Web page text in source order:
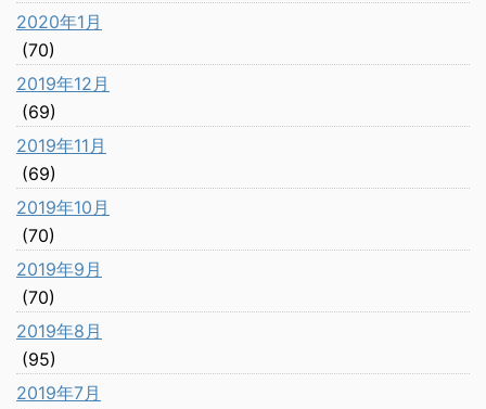
2020年1月
(70)
2019年12月
(69)
2019年11月
(69)
2019年10月
(70)
2019年9月
(70)
2019年8月
(95)
2019年7月